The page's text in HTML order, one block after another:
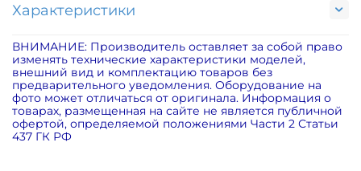
Характеристики
ВНИМАНИЕ: Производитель оставляет за собой право
изменять технические характеристики моделей,
внешний вид и комплектацию товаров без
предварительного уведомления. Оборудование на
фото может отличаться от оригинала. Информация о
товарах, размещенная на сайте не является публичной
офертой, определяемой положениями Части 2 Статьи
437 ГК РФ